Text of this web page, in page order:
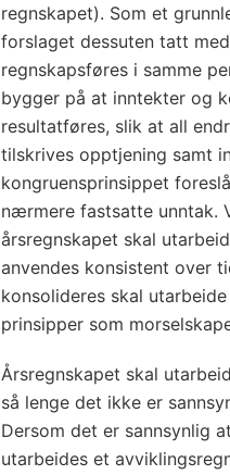
regnskapet). Som et
forslaget dessuten tatt
regnskapsføres i samme
bygger på at inntekter og
resultatføres, slik at all
tilskrives opptjening samt
kongruensprinsippet
nærmere fastsatte unntak.
årsregnskapet skal
anvendes konsistent over
konsolideres skal
prinsipper som
Årsregnskapet skal
så lenge det ikke er
Dersom det er sannsynlig
utarbeides et